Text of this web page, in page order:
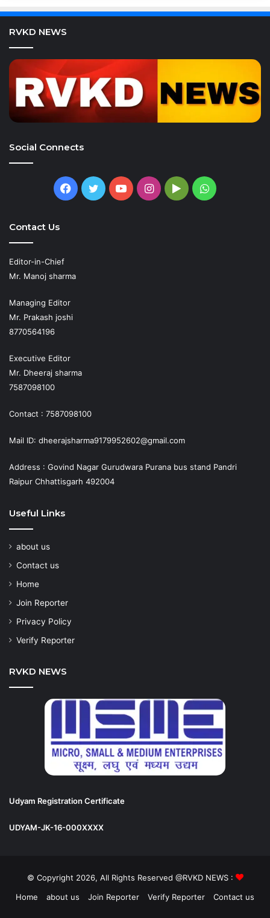
RVKD NEWS
Social Connects
Facebook
TwitterYouTubeInstagram
GoogleWhatsApp
Contact Us
Editor-in-Chief
Mr. Manoj sharma
Managing Editor
Mr. Prakash joshi
8770564196
Executive Editor
Mr. Dheeraj sharma
7587098100
Contact : 7587098100
Mail ID: dheerajsharma9179952602@gmail.com
Address : Govind Nagar Gurudwara Purana bus stand Pandri
Raipur Chhattisgarh 492004
Useful Links
about us
Contact us
Home
Join Reporter
Privacy Policy
Verify Reporter
RVKD NEWS
Udyam Registration Certificate
UDYAM-JK-16-000XXXX
© Copyright 2026, All Rights Reserved @RVKD NEWS :
Home
about us Join Reporter Verify Reporter Contact us